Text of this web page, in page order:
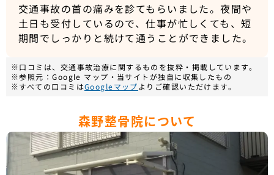
交通事故の首の痛みを診てもらいました。夜間や
土日も受付しているので、仕事が忙しくても、短
期間でしっかりと続けて通うことができました。
※口コミは、交通事故治療に関するものを抜粋・掲載しています。
※参照元：Google マップ・当サイトが独自に収集したもの
※すべての口コミはGoogleマップよりご確認いただけます。
森野整骨院について